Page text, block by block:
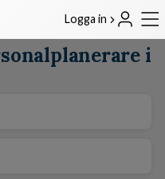
Logga in
i